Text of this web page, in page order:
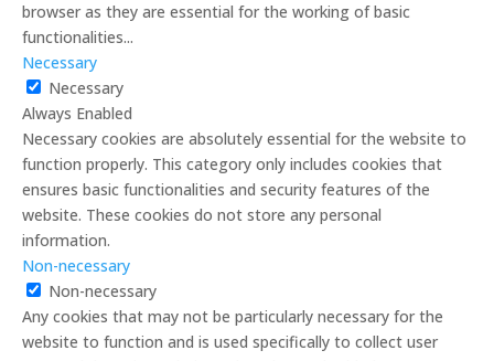
browser as they are essential for the working of basic
functionalities...
Necessary
Necessary
Always Enabled
Necessary cookies are absolutely essential for the website to
function properly. This category only includes cookies that
ensures basic functionalities and security features of the
website. These cookies do not store any personal
information.
Non-necessary
Non-necessary
Any cookies that may not be particularly necessary for the
website to function and is used specifically to collect user